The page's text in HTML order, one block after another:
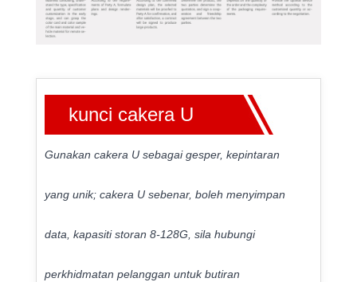
kunci cakera U
Gunakan cakera U sebagai gesper, kepintaran
yang unik; cakera U sebenar, boleh menyimpan
data, kapasiti storan 8-128G, sila hubungi
perkhidmatan pelanggan untuk butiran